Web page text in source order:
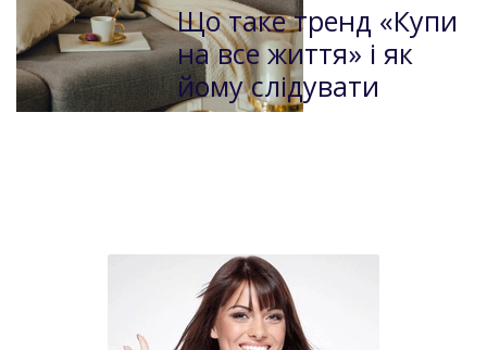
Що таке тренд «Купи
на все життя» і як
йому слідувати